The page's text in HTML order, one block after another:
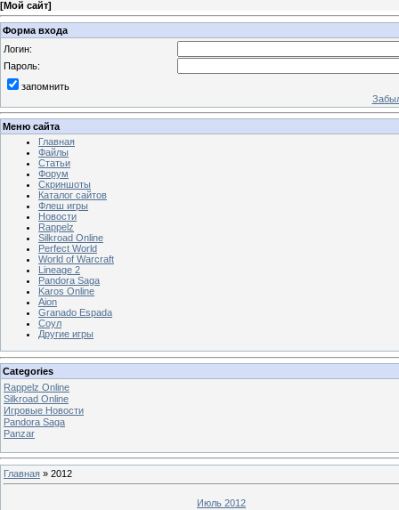
[Мой сайт]
Форма входа
Логин:
Пароль:
запомнить
Меню сайта
Главная
Файлы
Статьи
Форум
Скриншоты
Каталог сайтов
Флеш игры
Новости
Rappelz
Silkroad Online
Perfect World
World of Warcraft
Lineage 2
Pandora Saga
Karos Online
Aion
Granado Espada
Соул
Другие игры
Categories
Rappelz Online
Silkroad Online
Игровые Новости
Pandora Saga
Panzar
Главная » 2012
Июль 2012